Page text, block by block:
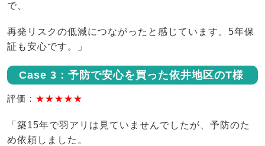
で、
再発リスクの低減につながったと感じています。5年保
証も安心です。」
Case 3：予防で安心を買った依井地区のT様
評価： ★★★★★
「築15年で羽アリは見ていませんでしたが、予防のた
め依頼しました。